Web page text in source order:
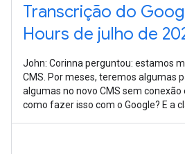
Transcrição do
Hours de julho de
John: Corinna perguntou: estamos
CMS. Por meses, teremos algumas
algumas no novo CMS sem
como fazer isso com o Google? E a